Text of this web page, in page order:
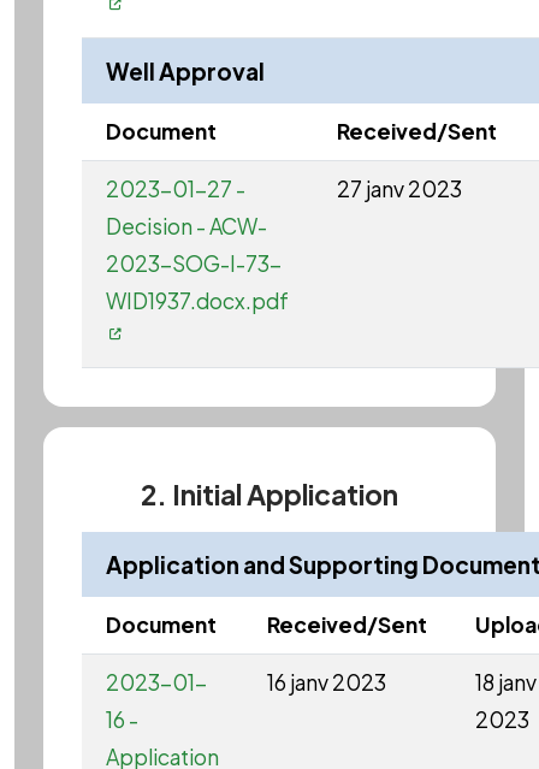
Well Approval
Document Received/Sent
2023-01-27 -
Decision - ACW-
2023-SOG-I-73-
WID1937.docx.pdf
27 janv 2023
2. Initial Application
Application and Supporting
Document Received/Sent
2023-01-
16 -
Application
16 janv 2023
18 janv
2023